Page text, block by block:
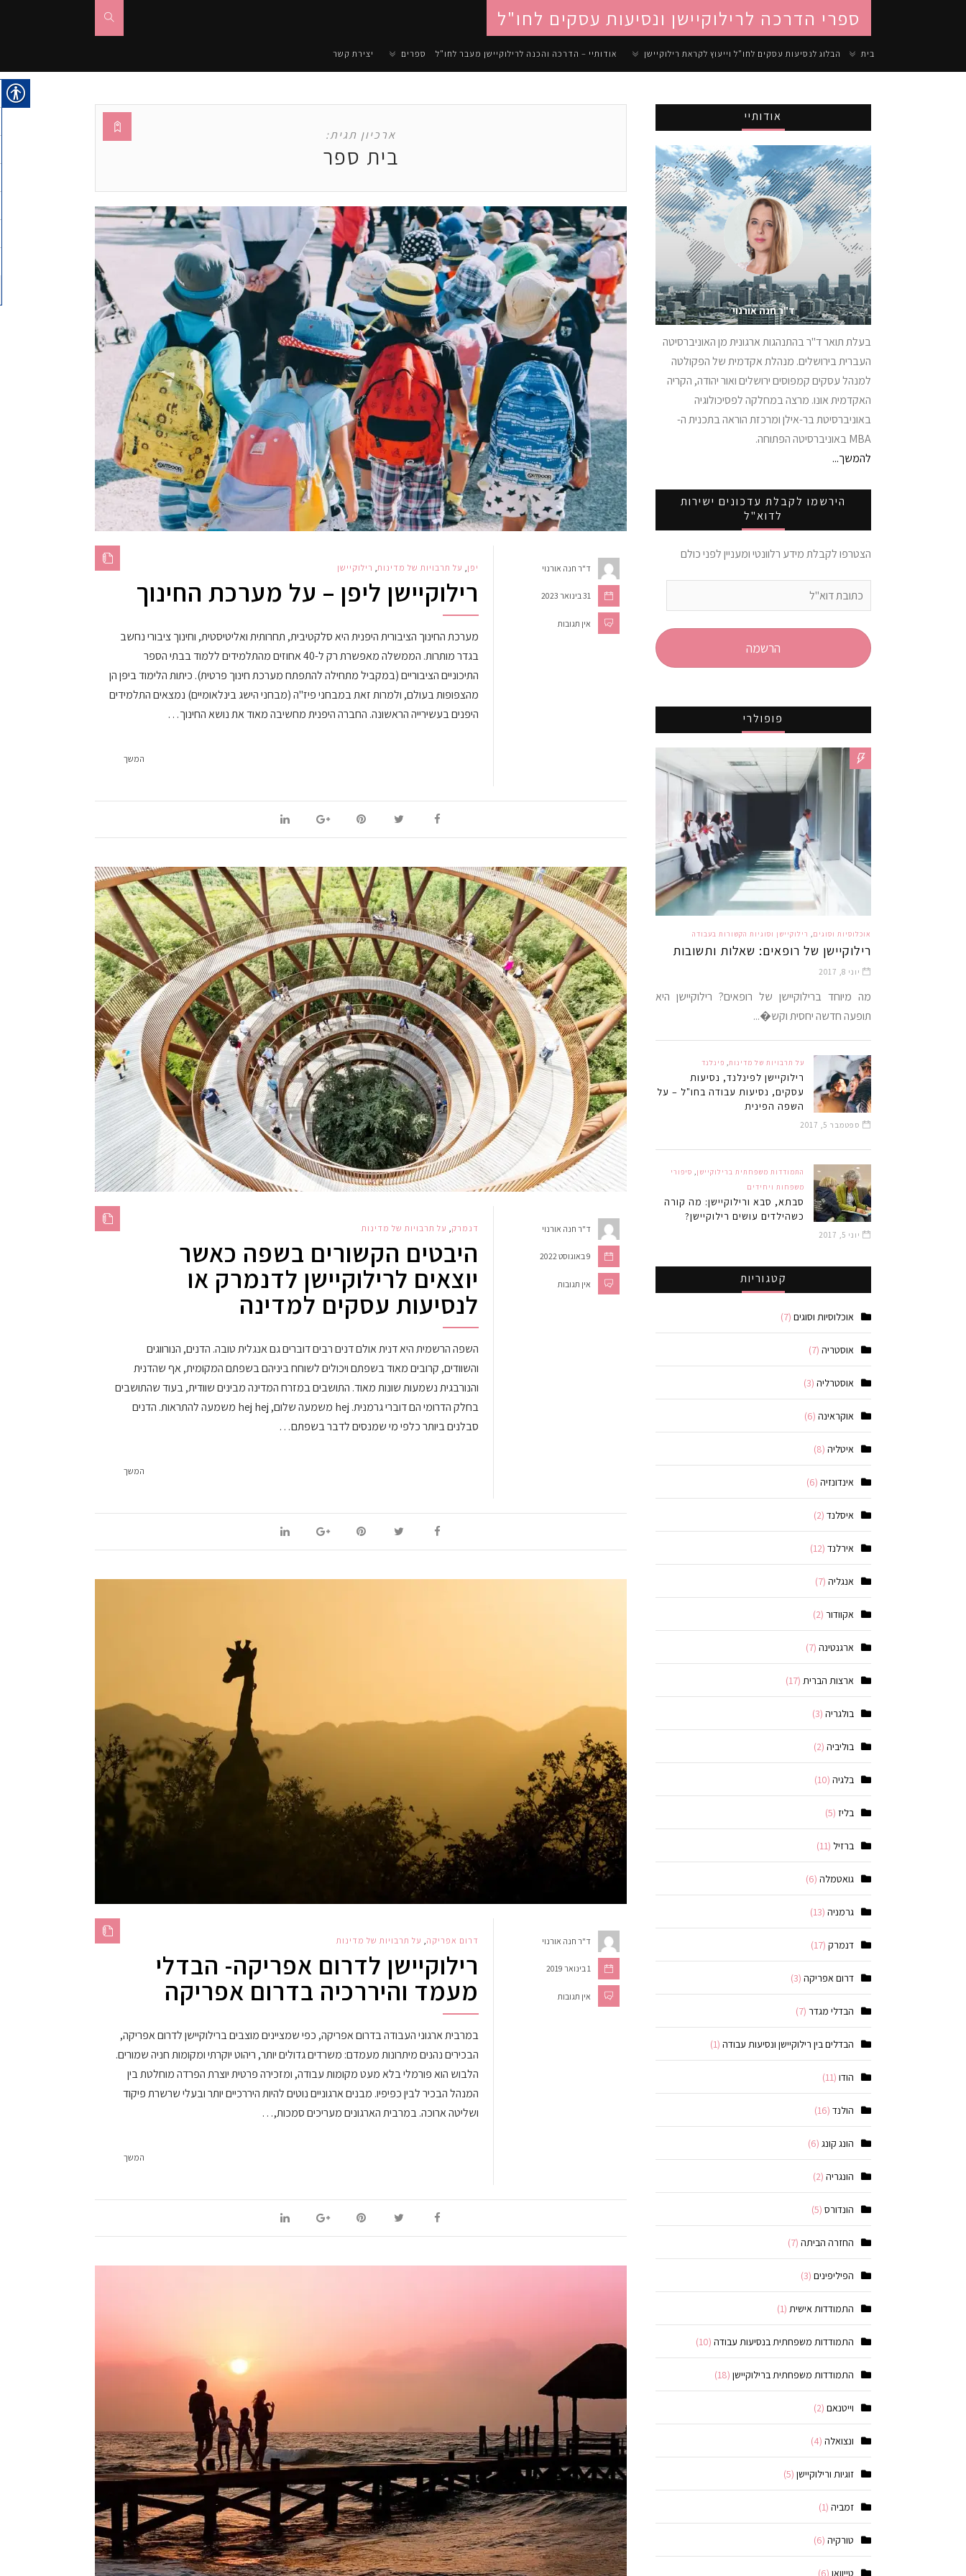
ספרי הדרכה לרילוקיישן ונסיעות עסקים לחו"ל
בית הבלוג לנסיעות עסקים לחו"ל וייעוץ לקראת רילוקיישן אודותיי – הדרכה והכנה לרילוקיישן מעבר לחו"ל ספרים יצירת קשר
ארכיון תגית:
בית ספר
ד"ר חנה אורנוי
31 בינואר 2023
אין תגובות
יפן, על תרבויות של מדינות, רילוקיישן
רילוקיישן ליפן – על מערכת החינוך
מערכת החינוך הציבורית היפנית היא סלקטיבית, תחרותית ואליטיסטית, וחינוך ציבורי נחשב
בגדר מותרות. הממשלה מאפשרת רק ל-40 אחוזים מהתלמידים ללמוד בבתי הספר
התיכוניים הציבוריים (במקביל מתחילה להתפתח מערכת חינוך פרטית). כיתות הלימוד ביפן הן
מהצפופות בעולם, ולמרות זאת במבחני פיז"ה (מבחני הישג בינלאומיים) נמצאים התלמידים
היפנים בעשירייה הראשונה. החברה היפנית מחשיבה מאוד את נושא החינוך…
המשך
ד"ר חנה אורנוי
9 באוגוסט 2022
אין תגובות
דנמרק, על תרבויות של מדינות
היבטים הקשורים בשפה כאשר
יוצאים לרילוקיישן לדנמרק או
לנסיעות עסקים למדינה
השפה הרשמית היא דנית אולם דנים רבים דוברים גם אנגלית טובה. הדנים, הנורווגים
והשוודים, קרובים מאוד בשפתם ויכולים לשוחח ביניהם בשפתם המקומית, אף שהדנית
והנורבגית נשמעות שונות מאוד. התושבים במזרח המדינה מבינים שוודית, בעוד שהתושבים
בחלק הדרומי הם דוברי גרמנית. hej משמעה שלום, hej hej משמעה להתראות. הדנים
סבלנים ביותר כלפי מי שמנסים לדבר בשפתם…
המשך
ד"ר חנה אורנוי
1 בינואר 2019
אין תגובות
דרום אפריקה, על תרבויות של מדינות
רילוקיישן לדרום אפריקה- הבדלי
מעמד והיררכיה בדרום אפריקה
במרבית ארגוני העבודה בדרום אפריקה, כפי שמציינים מוצבים ברילוקיישן לדרום אפריקה,
הבכירים נהנים מיתרונות מעמדם: משרדים גדולים יותר, ריהוט יוקרתי ומקומות חניה שמורים.
הלבוש הוא פורמלי בלא מעט מקומות עבודה, ומזכירה פרטית יוצרת הפרדה מוחלטת בין
המנהל הבכיר לבין כפיפיו. מבנים ארגוניים נוטים להיות היררכיים יותר ובעלי שרשרת פיקוד
ושליטה ארוכה. במרבית הארגונים מעריכים סמכות,…
המשך
אודותיי
ד"ר חנה אורנוי
בעלת תואר ד"ר בהתנהגות ארגונית מן האוניברסיטה
העברית בירושלים. מנהלת אקדמית של הפקולטה
למנהל עסקים קמפוסים ירושלים ואור יהודה, הקריה
האקדמית אונו. מרצה במחלקה לפסיכולוגיה
באוניברסיטת בר-אילן ומרכזת הוראה בתכנית ה-
MBA באוניברסיטה הפתוחה.
להמשך...
הירשמו לקבלת עדכונים ישירות
לדוא"ל
הצטרפו לקבלת מידע רלוונטי ומעניין לפני כולם
הרשמה
פופולרי
אוכלוסיות וסוגים, רילוקיישן וסוגיות הקשורות בעבודה
רילוקיישן של רופאים: שאלות ותשובות
יוני 8, 2017
מה מיוחד ברילוקיישן של רופאים? רילוקיישן היא
תופעה חדשה יחסית וקש�...
על תרבויות של מדינות, פינלנד
רילוקיישן לפינלנד, נסיעות
עסקים, נסיעות עבודה בחו"ל – על
השפה הפינית
ספטמבר 5, 2017
התמודדות משפחתית ברילוקיישן, סיפורי
משפחות ויחידים
סבתא, סבא ורילוקיישן: מה קורה
כשהילדים עושים רילוקיישן?
יוני 5, 2017
קטגוריות
אוכלוסיות וסוגים (7)
אוסטריה (7)
אוסטרליה (3)
אוקראינה (6)
איטליה (8)
אינדונזיה (6)
איסלנד (2)
אירלנד (12)
אנגליה (7)
אקוודור (2)
ארגנטינה (7)
ארצות הברית (17)
בולגריה (3)
בוליביה (2)
בלגיה (10)
בליז (5)
ברזיל (11)
גואטמלה (6)
גרמניה (13)
דנמרק (17)
דרום אפריקה (3)
הבדלי מגדר (7)
הבדלים בין רילוקיישן ונסיעות עבודה (1)
הודו (11)
הולנד (16)
הונג קונג (6)
הונגריה (2)
הונדורס (5)
החזרה הביתה (7)
הפיליפינים (3)
התמודדות אישית (1)
התמודדות משפחתית בנסיעות עבודה (10)
התמודדות משפחתית ברילוקיישן (18)
וייטנאם (2)
ונצואלה (4)
זוגיות ורילוקיישן (5)
זמביה (1)
טורקיה (6)
טייוואן (6)